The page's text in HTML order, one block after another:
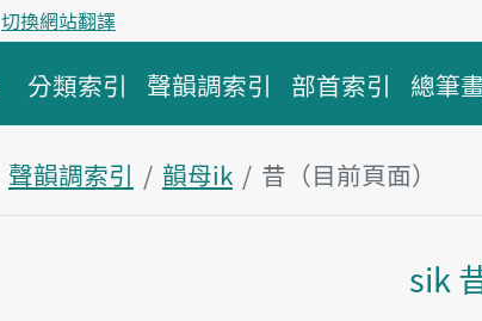
切換網站翻譯
分類索引 聲韻調索引 部首索引 總筆
聲韻調索引 韻母ik
昔（目前頁面）
sik